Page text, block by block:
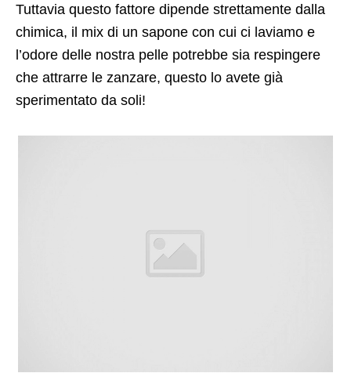
Tuttavia questo fattore dipende strettamente dalla
chimica, il mix di un sapone con cui ci laviamo e
l’odore delle nostra pelle potrebbe sia respingere
che attrarre le zanzare, questo lo avete già
sperimentato da soli!